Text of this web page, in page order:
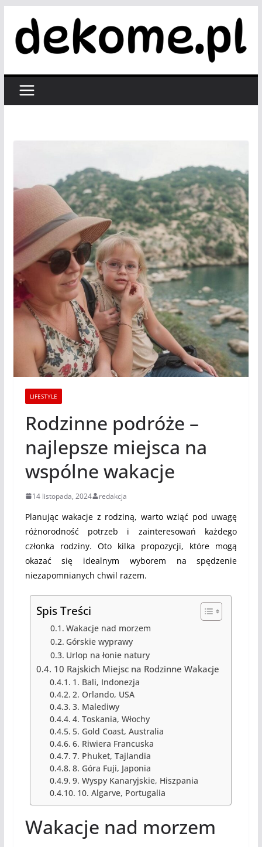
treści
LIFESTYLE
Rodzinne podróże –
najlepsze miejsca na
wspólne wakacje
14 listopada, 2024 redakcja
Planując wakacje z rodziną, warto wziąć pod uwagę
różnorodność potrzeb i zainteresowań każdego
członka rodziny. Oto kilka propozycji, które mogą
okazać się idealnym wyborem na spędzenie
niezapomnianych chwil razem.
Spis Treści
Wakacje nad morzem
Górskie wyprawy
Urlop na łonie natury
10 Rajskich Miejsc na Rodzinne Wakacje
1. Bali, Indonezja
2. Orlando, USA
3. Malediwy
4. Toskania, Włochy
5. Gold Coast, Australia
6. Riwiera Francuska
7. Phuket, Tajlandia
8. Góra Fuji, Japonia
9. Wyspy Kanaryjskie, Hiszpania
10. Algarve, Portugalia
Wakacje nad morzem